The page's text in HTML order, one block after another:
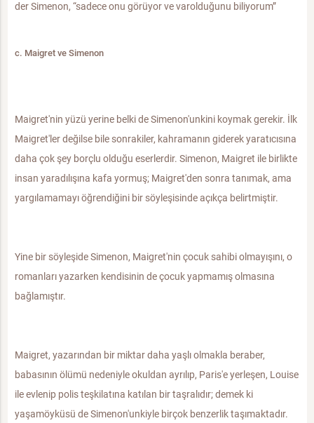
der Simenon, “sadece onu görüyor ve varolduğunu biliyorum”
c. Maigret ve Simenon
Maigret'nin yüzü yerine belki de Simenon'unkini koymak gerekir. İlk
Maigret'ler değilse bile sonrakiler, kahramanın giderek yaratıcısına
daha çok şey borçlu olduğu eserlerdir. Simenon, Maigret ile birlikte
insan yaradılışına kafa yormuş; Maigret'den sonra tanımak, ama
yargılamamayı öğrendiğini bir söyleşisinde açıkça belirtmiştir.
Yine bir söyleşide Simenon, Maigret'nin çocuk sahibi olmayışını, o
romanları yazarken kendisinin de çocuk yapmamış olmasına
bağlamıştır.
Maigret, yazarından bir miktar daha yaşlı olmakla beraber,
babasının ölümü nedeniyle okuldan ayrılıp, Paris'e yerleşen, Louise
ile evlenip polis teşkilatına katılan bir taşralıdır; demek ki
yaşamöyküsü de Simenon'unkiyle birçok benzerlik taşımaktadır.